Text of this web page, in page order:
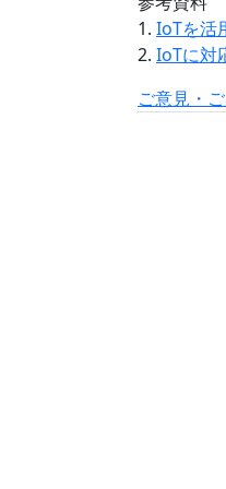
1. IoTを活
2. IoTに対
ご意見・